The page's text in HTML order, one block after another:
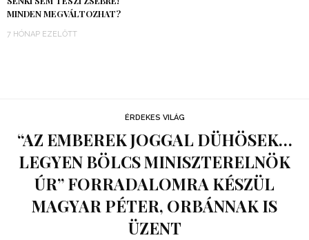
MINDEN MEGVÁLTOZHAT?
7 HÓNAP EZELŐTT
ÉRDEKES VILÁG
“AZ EMBEREK JOGGAL DÜHÖSEK…
LEGYEN BÖLCS MINISZTERELNÖK
ÚR” FORRADALOMRA KÉSZÜL
MAGYAR PÉTER, ORBÁNNAK IS
ÜZENT